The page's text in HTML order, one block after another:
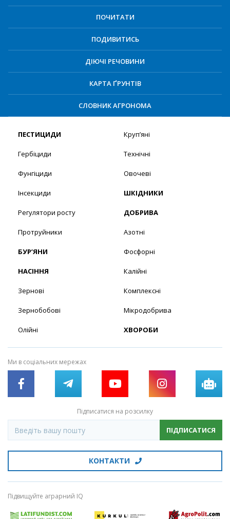
ПОЧИТАТИ
ПОДИВИТИСЬ
ДІЮЧІ РЕЧОВИНИ
КАРТА ҐРУНТІВ
СЛОВНИК АГРОНОМА
ПЕСТИЦИДИ
Гербіциди
Фунгіциди
Інсекциди
Регулятори росту
Протруйники
БУР’ЯНИ
НАСІННЯ
Зернові
Зернобобові
Олійні
Круп’яні
Технічні
Овочеві
ШКІДНИКИ
ДОБРИВА
Азотні
Фосфорні
Калійні
Комплексні
Мікродобрива
ХВОРОБИ
Ми в соціальних мережах
Підписатися на розсилку
ПІДПИСАТИСЯ
КОНТАКТИ
Підвищуйте аграрний IQ